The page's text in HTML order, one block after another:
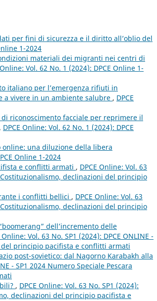
per fini di sicurezza e il diritto all’oblio del
1-2024
materiali dei migranti nei centri di
Online: Vol. 62 No. 1 (2024): DPCE Online 1-
italiano per l’emergenza rifiuti in
a vivere in un ambiente salubre , DPCE
riconoscimento facciale per reprimere il
, DPCE Online: Vol. 62 No. 1 (2024): DPCE
online: una diluzione della libera
Online 1-2024
e conflitti armati , DPCE Online: Vol. 63
Costituzionalismo, declinazioni del principio
i conflitti bellici , DPCE Online: Vol. 63
Costituzionalismo, declinazioni del principio
dell’incremento delle
Online: Vol. 63 No. SP1 (2024): DPCE ONLINE -
del principio pacifista e conflitti armati
post-sovietico: dal Nagorno Karabakh alla
- SP1 2024 Numero Speciale Pescara
, DPCE Online: Vol. 63 No. SP1 (2024):
declinazioni del principio pacifista e